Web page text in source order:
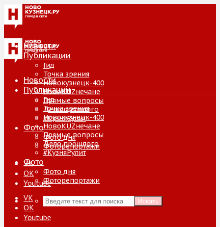
Новости
Публикации
Гид
Точка зрения
Новокузнецк-400
НовоKUZнечане
Прямые вопросы
Дело прошлого
#КузняРулит
Фото
Фото дня
Фоторепортажи
VK
ОК
Youtube
Искать
Новости
Публикации
Гид
Точка зрения
Новокузнецк-400
НовоKUZнечане
Прямые вопросы
Дело прошлого
#КузняРулит
Фото
Фото дня
Фоторепортажи
VK
ОК
Youtube